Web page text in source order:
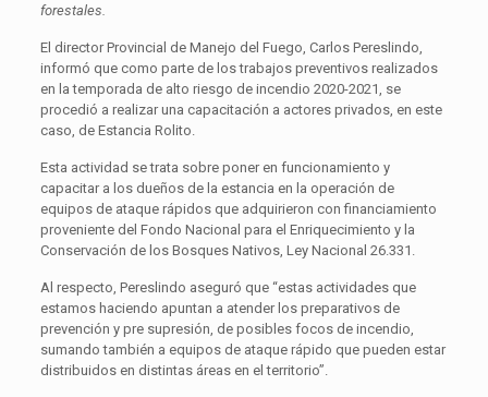
forestales.
El director Provincial de Manejo del Fuego, Carlos Pereslindo,
informó que como parte de los trabajos preventivos realizados
en la temporada de alto riesgo de incendio 2020-2021, se
procedió a realizar una capacitación a actores privados, en este
caso, de Estancia Rolito.
Esta actividad se trata sobre poner en funcionamiento y
capacitar a los dueños de la estancia en la operación de
equipos de ataque rápidos que adquirieron con financiamiento
proveniente del Fondo Nacional para el Enriquecimiento y la
Conservación de los Bosques Nativos, Ley Nacional 26.331.
Al respecto, Pereslindo aseguró que “estas actividades que
estamos haciendo apuntan a atender los preparativos de
prevención y pre supresión, de posibles focos de incendio,
sumando también a equipos de ataque rápido que pueden estar
distribuidos en distintas áreas en el territorio”.